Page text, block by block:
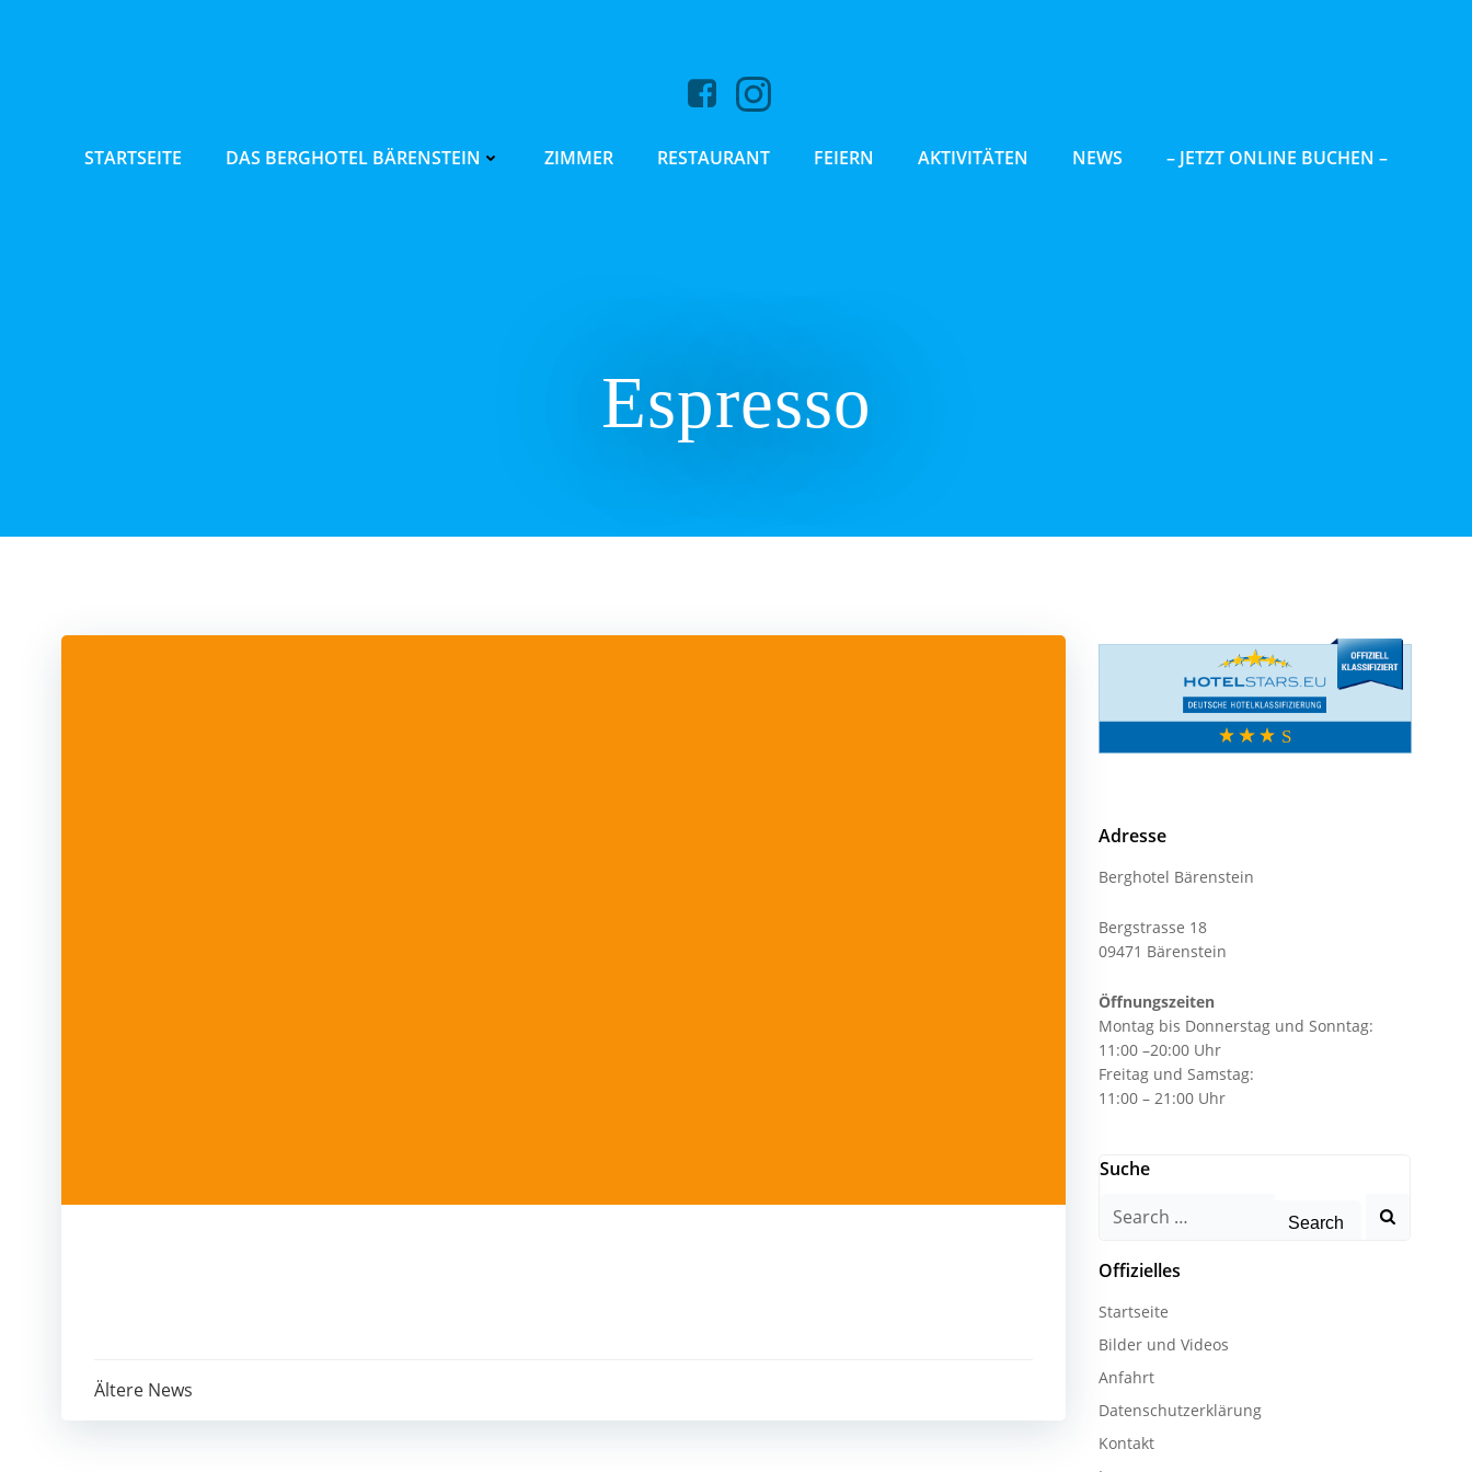
STARTSEITE DAS BERGHOTEL BÄRENSTEIN ZIMMER RESTAURANT FEIERN AKTIVITÄTEN NEWS – JETZT ONLINE BUCHEN –
Espresso
Post
Ältere News
Adresse
Berghotel Bärenstein
Bergstrasse 18
09471 Bärenstein
Öffnungszeiten
Montag bis Donnerstag und Sonntag:
11:00 –20:00 Uhr
Freitag und Samstag:
11:00 – 21:00 Uhr
Suche
Search
Offizielles
Startseite
Bilder und Videos
Anfahrt
Datenschutzerklärung
Kontakt